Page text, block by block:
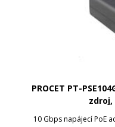
PROCET PT-
zdroj,
10 Gbps napájecí PoE